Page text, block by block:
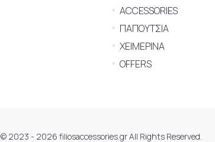
ACCESSORIES
ΠΑΠΟΥΤΣΙΑ
ΧΕΙΜΕΡΙΝΑ
OFFERS
© 2023 - 2026 filiosaccessories.gr All Rights Reserved.